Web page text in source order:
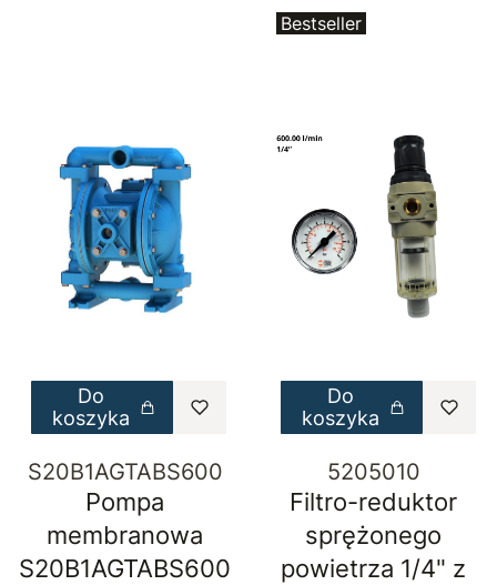
Do
koszyka
S20B1AGTABS600
Pompa
membranowa
S20B1AGTABS600
Bestseller
Do
koszyka
5205010
Filtro-reduktor
sprężonego
powietrza 1/4" z